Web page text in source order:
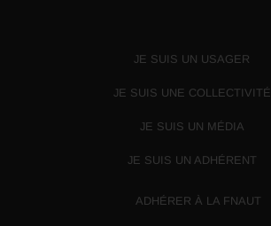
JE SUIS UN USAGER
JE SUIS UNE COLLECTIVITÉ
JE SUIS UN MÉDIA
JE SUIS UN ADHÉRENT
ADHÉRER À LA FNAUT